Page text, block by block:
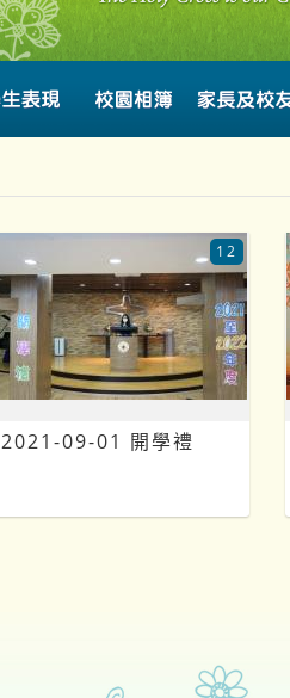
2021-09-01 開學禮
12